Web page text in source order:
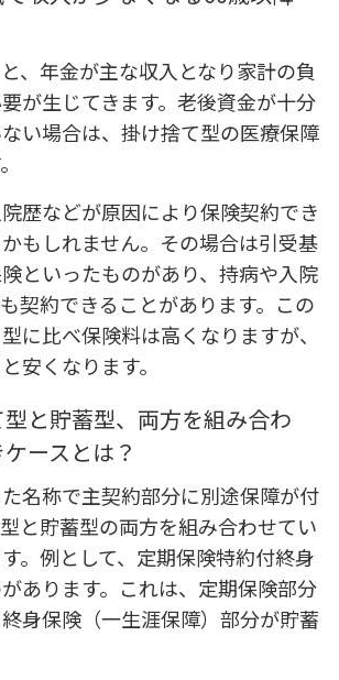
、年金が主な収入となり家計の負
が生じてきます。老後資金が十分
い場合は、掛け捨て型の医療保障
歴などが原因により保険契約でき
もしれません。その場合は引受基
といったものがあり、持病や入院
契約できることがあります。この
に比べ保険料は高くなりますが、
安くなります。
と貯蓄型、両方を組み合わ
ースとは？
名称で主契約部分に別途保障が付
と貯蓄型の両方を組み合わせてい
。例として、定期保険特約付終身
あります。これは、定期保険部分
身保険（一生涯保障）部分が貯蓄